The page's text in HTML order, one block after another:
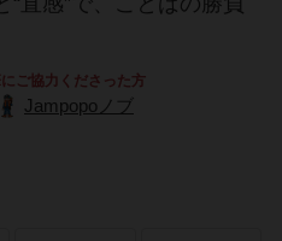
にご協力くださった方
Jampopoノブ